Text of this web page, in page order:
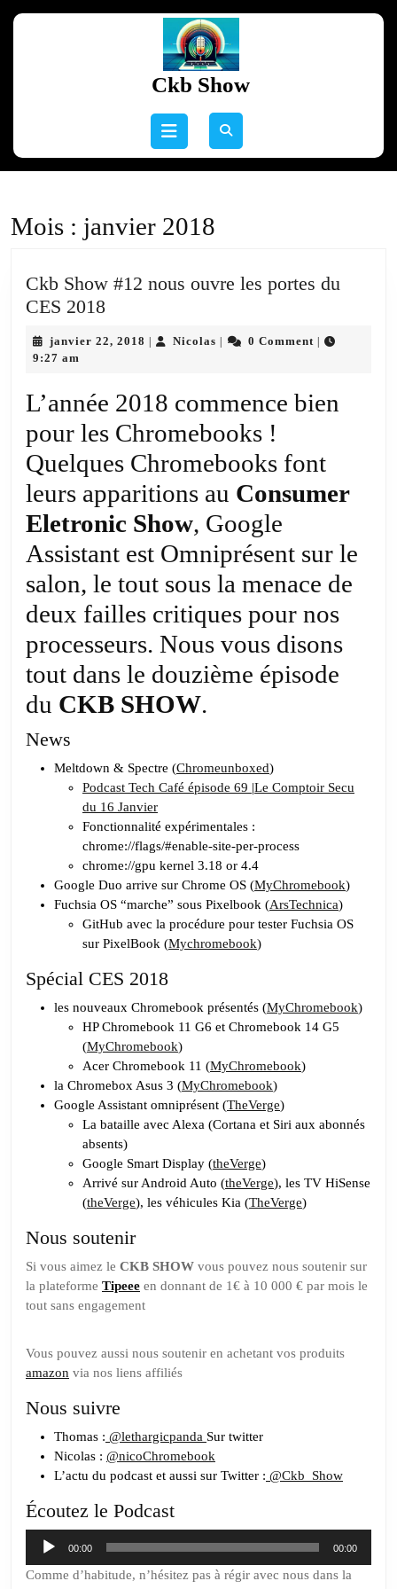
Ckb Show
Open
Mois : janvier 2018
Ckb Show #12 nous ouvre les portes du
CES 2018Ckb
#12
ouvre
les
portes
du
CES
2018
janvier 22, 2018 janvierNicolas Nicolas0 Comment
9:27 am
L’année 2018 commence bien
pour les Chromebooks !
Quelques Chromebooks font
leurs apparitions au Consumer
Eletronic Show, Google
Assistant est Omniprésent sur le
salon, le tout sous la menace de
deux failles critiques pour nos
processeurs. Nous vous disons
tout dans le douzième épisode
du CKB SHOW.
News
Meltdown & Spectre (Chromeunboxed)
Podcast Tech Café épisode 69 |Le Comptoir Secu
du 16 Janvier
Fonctionnalité expérimentales :
chrome://flags/#enable-site-per-process
chrome://gpu kernel 3.18 or 4.4
Google Duo arrive sur Chrome OS (MyChromebook)
Fuchsia OS “marche” sous Pixelbook (ArsTechnica)
GitHub avec la procédure pour tester Fuchsia OS
sur PixelBook (Mychromebook)
Spécial CES 2018
les nouveaux Chromebook présentés (MyChromebook)
HP Chromebook 11 G6 et Chromebook 14 G5
(MyChromebook)
Acer Chromebook 11 (MyChromebook)
la Chromebox Asus 3 (MyChromebook)
Google Assistant omniprésent (TheVerge)
La bataille avec Alexa (Cortana et Siri aux abonnés
absents)
Google Smart Display (theVerge)
Arrivé sur Android Auto (theVerge), les TV HiSense
(theVerge), les véhicules Kia (TheVerge)
Nous soutenir
Si vous aimez le CKB SHOW vous pouvez nous soutenir sur
la plateforme Tipeee en donnant de 1€ à 10 000 € par mois le
tout sans engagement
Vous pouvez aussi nous soutenir en achetant vos produits
amazon via nos liens affiliés
Nous suivre
Thomas : @lethargicpanda Sur twitter
Nicolas : @nicoChromebook
L’actu du podcast et aussi sur Twitter : @Ckb_Show
Écoutez le Podcast
Lecteur
audio
00:00 00:00
Comme d’habitude, n’hésitez pas à régir avec nous dans la